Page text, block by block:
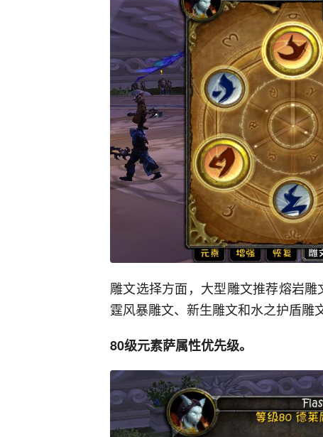
雕文选择方面，大型雕文推荐熔岩
霆风暴雕文、新生雕文和水之护盾雕
80级元素萨属性优先级。